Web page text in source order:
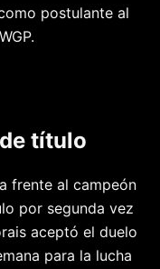
postulante al
título
frente al campeón
por segunda vez
aceptó el duelo
para la lucha